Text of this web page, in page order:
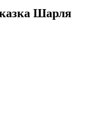
Шарля